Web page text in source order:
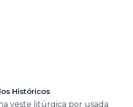
Históricos
veste litúrgica por usada